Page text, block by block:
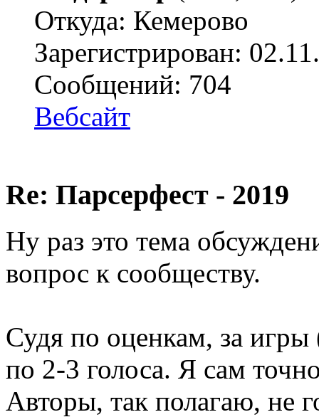
Откуда: Кемерово
Зарегистрирован:
Сообщений: 704
Вебсайт
Re: Парсерфест - 2019
Ну раз это тема
вопрос к сообществу.
Судя по оценкам, за
по 2-3 голоса. Я сам
Авторы, так полагаю, не